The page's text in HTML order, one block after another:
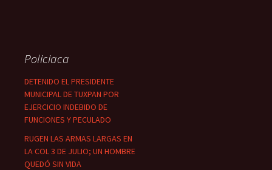
Policiaca
DETENIDO EL PRESIDENTE
MUNICIPAL DE TUXPAN POR
EJERCICIO INDEBIDO DE
FUNCIONES Y PECULADO
RUGEN LAS ARMAS LARGAS EN
LA COL 3 DE JULIO; UN HOMBRE
QUEDÓ SIN VIDA